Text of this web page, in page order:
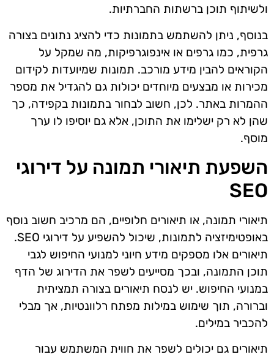
ולשיתוף תוכן ברשתות החברתיות.
בנוסף, ניתן להשתמש בתמונות כדי להציג נתונים בצורה
גרפית, כמו גרפים או אינפוגרפיקות, מה שמקל על
הקוראים להבין מידע מורכב. תמונות שמיועדות לקידום
מכירות או מבצעים מיוחדים יכולות גם להגדיל את מספר
ההמרות באתר. לכן, חשוב לבחור בתמונות בקפידה, כך
שהן לא רק ישלימו את התוכן, אלא גם יוסיפו לו ערך
מוסף.
השפעת תיאורי תמונה על דירוגי
SEO
תיאורי תמונה, או תיאורים חלופיים, הם מרכיב חשוב נוסף
באופטימיזציה לתמונות, שיכול להשפיע על דירוגי SEO.
תיאורים אלו מספקים מידע חיוני למנועי החיפוש לגבי
תוכן התמונה, ובכך מסייעים לשפר את הדירוג של הדף
במנועי החיפוש. יש לנסח תיאורים בצורה תמציתית
וברורה, תוך שימוש במילות מפתח רלוונטיות, אך מבלי
להכביר במילים.
תיאורים גם יכולים לשפר את חווית המשתמש עבור